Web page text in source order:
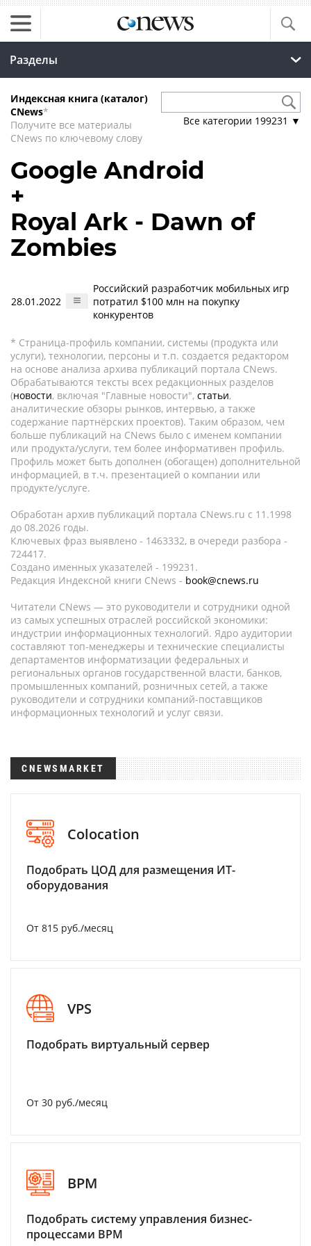
Разделы
Индексная книга (каталог)
CNews*
Получите все материалы
CNews по ключевому слову
Все категории 199231 ▼
Google Android
+
Royal Ark - Dawn of
Zombies
28.01.2022
Российский разработчик мобильных игр
потратил $100 млн на покупку
конкурентов
* Страница-профиль компании, системы (продукта или
услуги), технологии, персоны и т.п. создается редактором
на основе анализа архива публикаций портала CNews.
Обрабатываются тексты всех редакционных разделов
(новости, включая "Главные новости", статьи,
аналитические обзоры рынков, интервью, а также
содержание партнёрских проектов). Таким образом, чем
больше публикаций на CNews было с именем компании
или продукта/услуги, тем более информативен профиль.
Профиль может быть дополнен (обогащен) дополнительной
информацией, в т.ч. презентацией о компании или
продукте/услуге.
Обработан архив публикаций портала CNews.ru c 11.1998
до 08.2026 годы.
Ключевых фраз выявлено - 1463332, в очереди разбора -
724417.
Создано именных указателей - 199231.
Редакция Индексной книги CNews - book@cnews.ru
Читатели CNews — это руководители и сотрудники одной
из самых успешных отраслей российской экономики:
индустрии информационных технологий. Ядро аудитории
составляют топ-менеджеры и технические специалисты
департаментов информатизации федеральных и
региональных органов государственной власти, банков,
промышленных компаний, розничных сетей, а также
руководители и сотрудники компаний-поставщиков
информационных технологий и услуг связи.
CNEWSMARKET
Colocation
Подобрать ЦОД для размещения ИТ-
оборудования
От 815 руб./месяц
VPS
Подобрать виртуальный сервер
От 30 руб./месяц
BPM
Подобрать систему управления бизнес-
процессами BPM